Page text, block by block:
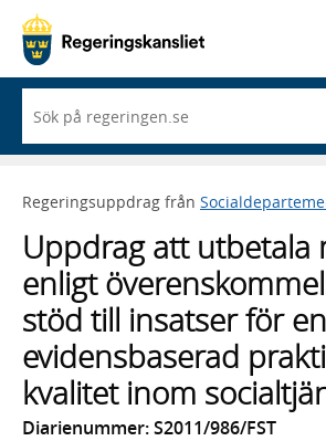
du
börjar
skriva
framträder
lista
med
sökförslag
Regeringsuppdrag från
Uppdrag att utbetala
enligt
stöd till insatser för en
evidensbaserad
kvalitet inom
Diarienummer: S2011/986/FST